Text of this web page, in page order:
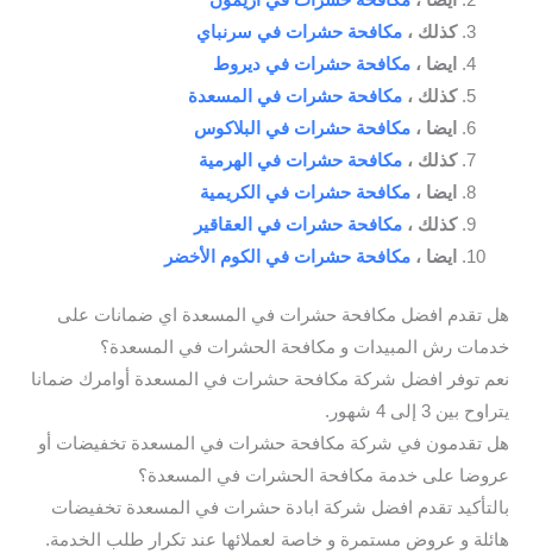
كذلك ، مكافحة حشرات في سرنباي
ايضا ، مكافحة حشرات في ديروط
كذلك ، مكافحة حشرات في المسعدة
ايضا ، مكافحة حشرات في البلاكوس
كذلك ، مكافحة حشرات في الهرمية
ايضا ، مكافحة حشرات في الكريمية
كذلك ، مكافحة حشرات في العقاقير
ايضا ، مكافحة حشرات في الكوم الأخضر
هل تقدم افضل مكافحة حشرات في المسعدة اي ضمانات على
خدمات رش المبيدات و مكافحة الحشرات في المسعدة؟
نعم توفر افضل شركة مكافحة حشرات في المسعدة أوامرك ضمانا
يتراوح بين 3 إلى 4 شهور.
هل تقدمون في شركة مكافحة حشرات في المسعدة تخفيضات أو
عروضا على خدمة مكافحة الحشرات في المسعدة؟
بالتأكيد تقدم افضل شركة ابادة حشرات في المسعدة تخفيضات
هائلة و عروض مستمرة و خاصة لعملائها عند تكرار طلب الخدمة.